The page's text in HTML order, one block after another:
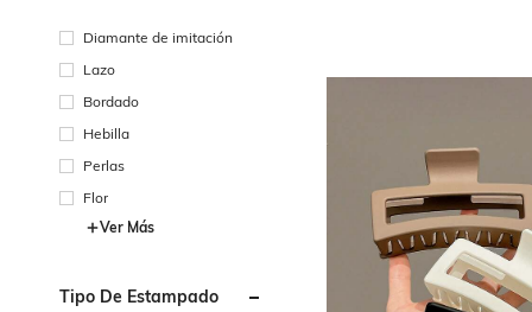
Diamante de imitación
Lazo
Bordado
Hebilla
Perlas
Flor
Ver Más
Tipo De Estampado